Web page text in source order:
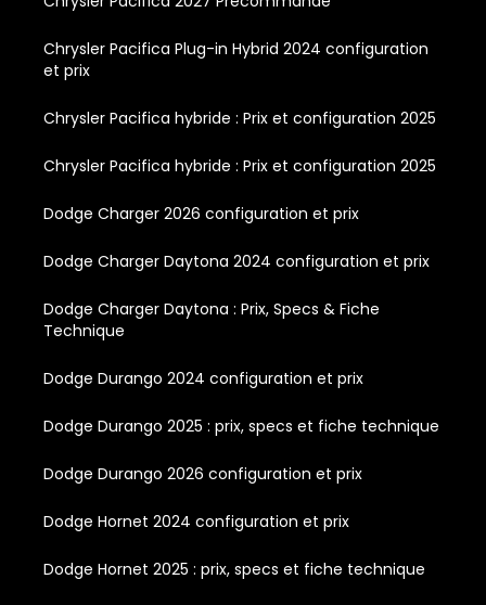
Chrysler Pacifica Plug-in Hybrid 2024 configuration
et prix
Chrysler Pacifica hybride : Prix et configuration 2025
Chrysler Pacifica hybride : Prix et configuration 2025
Dodge Charger 2026 configuration et prix
Dodge Charger Daytona 2024 configuration et prix
Dodge Charger Daytona : Prix, Specs & Fiche
Technique
Dodge Durango 2024 configuration et prix
Dodge Durango 2025 : prix, specs et fiche technique
Dodge Durango 2026 configuration et prix
Dodge Hornet 2024 configuration et prix
Dodge Hornet 2025 : prix, specs et fiche technique